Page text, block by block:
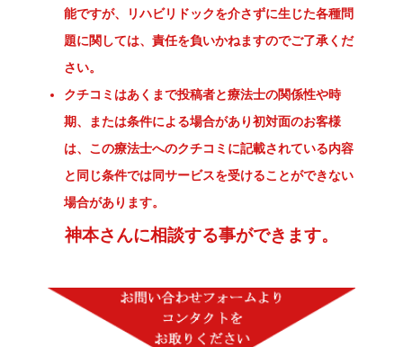
能ですが、リハビリドックを介さずに生じた各種問
題に関しては、責任を負いかねますのでご了承くだ
さい。
クチコミはあくまで投稿者と療法士の関係性や時
期、または条件による場合があり初対面のお客様
は、この療法士へのクチコミに記載されている内容
と同じ条件では同サービスを受けることができない
場合があります。
神本さんに相談する事ができます。